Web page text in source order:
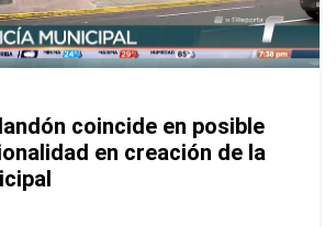
coincide en posible
en creación de la